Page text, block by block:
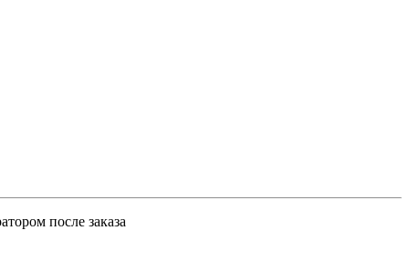
после заказа